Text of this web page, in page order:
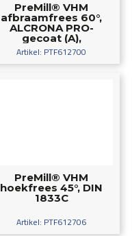
PreMill® VHM
afbraamfrees 60°,
ALCRONA PRO-
gecoat (A),
ALDURA-gecoat
(AD) of ongecoat
Artikel: PTF612700
PreMill® VHM
hoekfrees 45°, DIN
1833C
Artikel: PTF612706